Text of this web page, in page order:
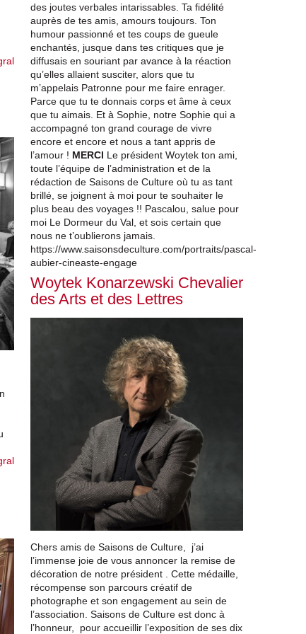
des joutes verbales intarissables. Ta fidélité
auprès de tes amis, amours toujours. Ton
humour passionné et tes coups de gueule
enchantés, jusque dans tes critiques que je
diffusais en souriant par avance à la réaction
qu’elles allaient susciter, alors que tu
m’appelais Patronne pour me faire enrager.
Parce que tu te donnais corps et âme à ceux
que tu aimais. Et à Sophie, notre Sophie qui a
accompagné ton grand courage de vivre
encore et encore et nous a tant appris de
l’amour ! MERCI Le président Woytek ton ami,
toute l’équipe de l’administration et de la
rédaction de Saisons de Culture où tu as tant
brillé, se joignent à moi pour te souhaiter le
plus beau des voyages !! Pascalou, salue pour
moi Le Dormeur du Val, et sois certain que
nous ne t’oublierons jamais.
https://www.saisonsdeculture.com/portraits/pascal-
aubier-cineaste-engage
Woytek Konarzewski Chevalier
des Arts et des Lettres
Chers amis de Saisons de Culture, j’ai
l’immense joie de vous annoncer la remise de
décoration de notre président . Cette médaille,
récompense son parcours créatif de
photographe et son engagement au sein de
l’association. Saisons de Culture est donc à
l’honneur, pour accueillir l’exposition de ses dix